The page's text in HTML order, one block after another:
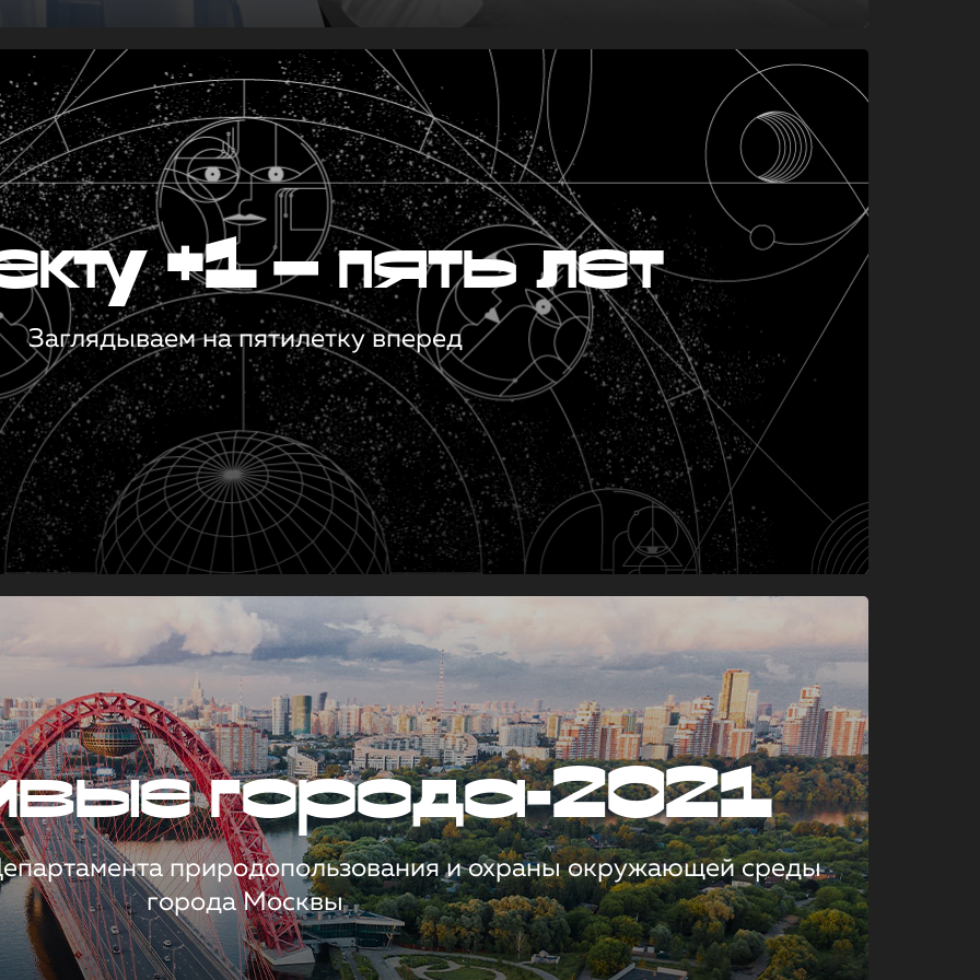
+1 — пять лет
Заглядываем на пятилетку вперед
города-2021
природопользования и охраны окружающей среды
города Москвы